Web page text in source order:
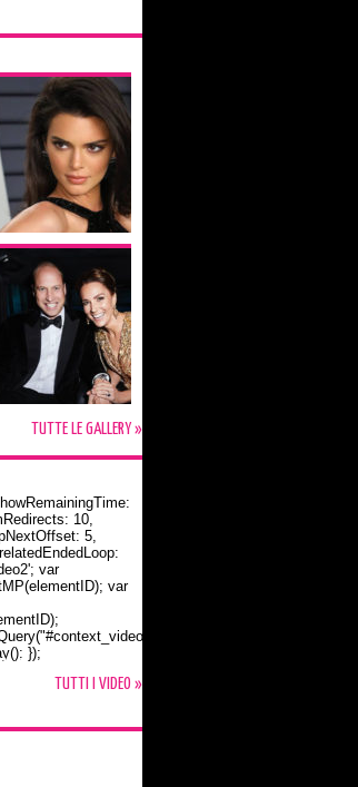
TUTTE LE GALLERY »
a Flynn
10,
5,
var
var
});
TUTTI I VIDEO »